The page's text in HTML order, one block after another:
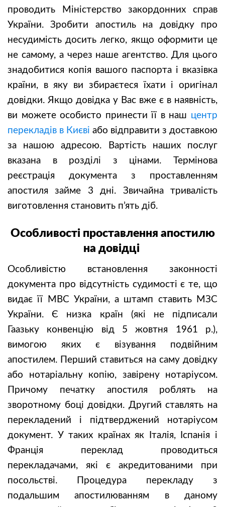
проводить Міністерство закордонних справ
України. Зробити апостиль на довідку про
несудимість досить легко, якщо оформити це
не самому, а через наше агентство. Для цього
знадобитися копія вашого паспорта і вказівка
країни, в яку ви збираєтеся їхати і оригінал
довідки. Якщо довідка у Вас вже є в наявність,
ви можете особисто принести її в наш центр
перекладів в Києві або відправити з доставкою
за нашою адресою. Вартість наших послуг
вказана в розділі з цінами. Термінова
реєстрація документа з проставленням
апостиля займе 3 дні. Звичайна тривалість
виготовлення становить п’ять діб.
Особливості проставлення апостилю
на довідці
Особливістю встановлення законності
документа про відсутність судимості є те, що
видає її МВС України, а штамп ставить МЗС
України. Є низка країн (які не підписали
Гаазьку конвенцію від 5 жовтня 1961 р.),
вимогою яких є візування подвійним
апостилем. Перший ставиться на саму довідку
або нотаріальну копію, завірену нотаріусом.
Причому печатку апостиля роблять на
зворотному боці довідки. Другий ставлять на
перекладений і підтверджений нотаріусом
документ. У таких країнах як Італія, Іспанія і
Франція переклад проводиться
перекладачами, які є акредитованими при
посольстві. Процедура перекладу з
подальшим апостилюванням в даному